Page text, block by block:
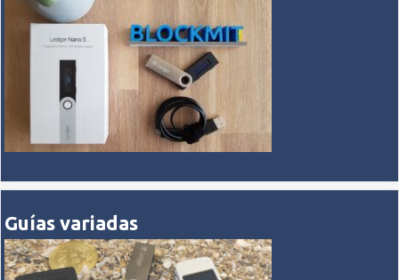
Guías variadas